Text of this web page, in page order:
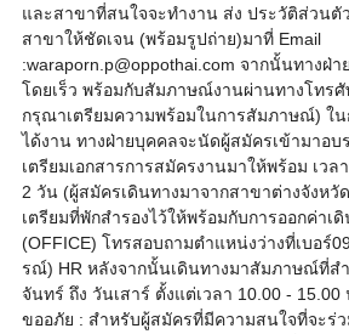
และสาขาที่สนใจจะทำงาน ส่ง ประวัติส่วนตั
สาขาให้ชัดเจน (พร้อมรูปถ่าย)มาที่ Email
:waraporn.p@oppothai.com จากนั้นทางฝ่
โดยเร็ว พร้อมกับสัมภาษณ์งานผ่านทางโทร
กรุณาเตรียมความพร้อมในการสัมภาษณ์) ใ
ได้งาน ทางฝ่ายบุคคลจะนัดผู้สมัครเข้ามาอบ
เตรียมเอกสารการสมัครงานมาให้พร้อม เว
2 วัน (ผู้สมัครเดินทางมาจากสาขาต่างจังหวั
เตรียมที่พักสำรองไว้ให้พร้อมกับการออกค่าเ
(OFFICE) โทรสอบถามตำแหน่งว่างที่เบอร์
รณ์) HR หลังจากนั้นเดินทางมาสัมภาษณ์ที่ส
จันทร์ ถึง วันเสาร์ ตั้งแต่เวลา 10.00 -
ขออภัย : สำหรับผู้สมัครที่มีความสนใจที่จะร่